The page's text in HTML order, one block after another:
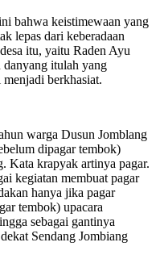
bahwa keistimewaan yang
lepas dari keberadaan
itu, yaitu Raden Ayu
danyang itulah yang
berkhasiat.
warga Dusun Jomblang
dipagar tembok)
Kata krapyak artinya pagar.
kegiatan membuat pagar
hanya jika pagar
tembok) upacara
sebagai gantinya
Sendang Jombiang